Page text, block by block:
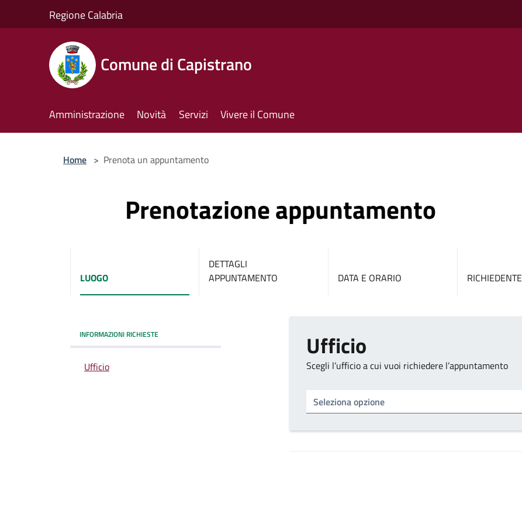
Regione Calabria
Comune di Capistrano
Amministrazione Novità Servizi Vivere il Comune
Home > Prenota un appuntamento
Prenotazione appuntamento
LUOGO
DETTAGLI
APPUNTAMENTO
DATA E ORARIO RICHIEDENTE
INFORMAZIONI RICHIESTE
Ufficio
Ufficio
Scegli l’ufficio a cui vuoi richiedere l’appuntamento